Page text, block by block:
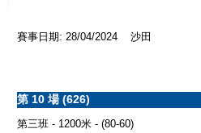
賽事日期: 28/04/2024 沙田
第 10 場 (626)
第三班 - 1200米 - (80-60)